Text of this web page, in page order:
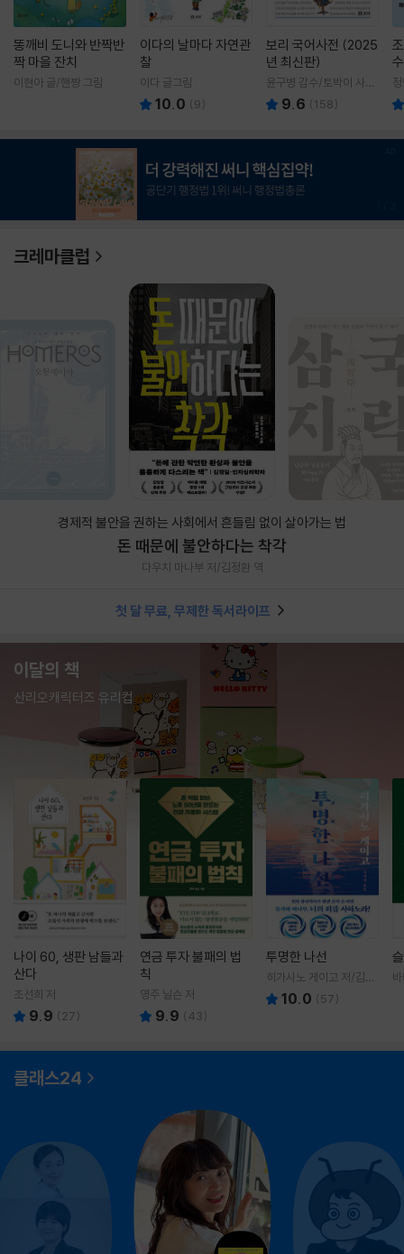
똥깨비 도니와 반짝반
짝 마을 잔치
이현아 글/핸짱 그림
이다의 날마다 자연관
찰
이다 글그림
10.0 (9)
보리 국어사전 (2025
년 최신판)
윤구병 감수/토박이 사전
편찬실 편
9.6 (158)
크레마클럽
경제적 불안을 권하는 사회에서 흔들림 없이 살아가는 법
돈 때문에 불안하다는 착각
다우치 마나부 저/김정환 역
첫 달 무료, 무제한 독서라이프
이달의 책
산리오캐릭터즈 유리컵
나이 60, 생판 남들과
산다
조선희 저
9.9 ( 27)
연금 투자 불패의 법
칙
영주 닐슨 저
9.9 (43)
투명한 나선
히가시노 게이고 저/김선
영 역10.0 (57)
클래스24